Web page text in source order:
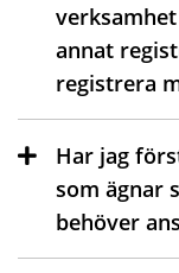
annat
registrera
Har jag
som ägnar
behöver